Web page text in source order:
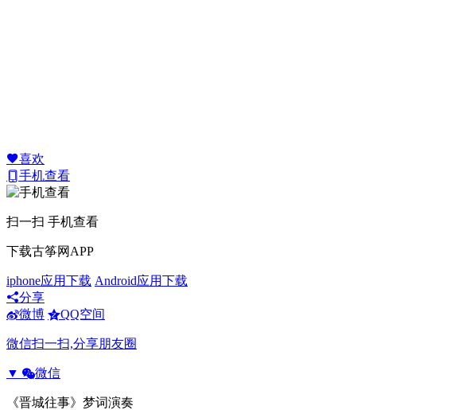
喜欢
手机查看
扫一扫 手机查看
下载古筝网APP
iphone应用下载 Android应用下载
分享
微博
QQ空间
微信扫一扫,分享朋友圈
▼ 微信
《晋城往事》梦词演奏